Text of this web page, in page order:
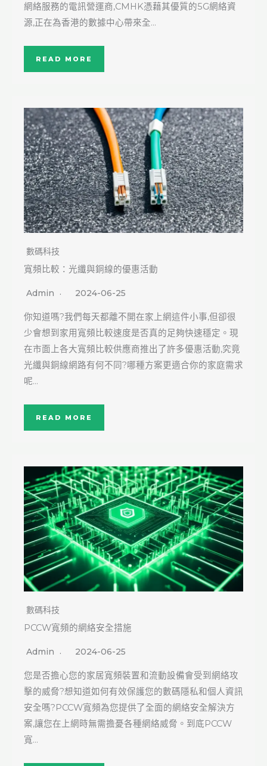
網絡服務的電訊營運商,CMHK憑藉其優質的5G網絡資
源,正在為香港的數據中心帶來全…
READ MORE
數碼科技
寬頻比較：光纖與銅線的優惠活動
Admin 2024-06-25
你知道嗎?我們每天都離不開在家上網這件小事,但卻很
少會想到家用寬頻比較速度是否真的足夠快速穩定。現
在市面上各大寬頻比較供應商推出了許多優惠活動,究竟
光纖與銅線網路有何不同?哪種方案更適合你的家庭需求
呢…
READ MORE
數碼科技
PCCW寬頻的網絡安全措施
Admin 2024-06-25
您是否擔心您的家居寬頻裝置和流動設備會受到網絡攻
擊的威脅?想知道如何有效保護您的數碼隱私和個人資訊
安全嗎?PCCW寬頻為您提供了全面的網絡安全解決方
案,讓您在上網時無需擔憂各種網絡威脅。到底PCCW
寬…